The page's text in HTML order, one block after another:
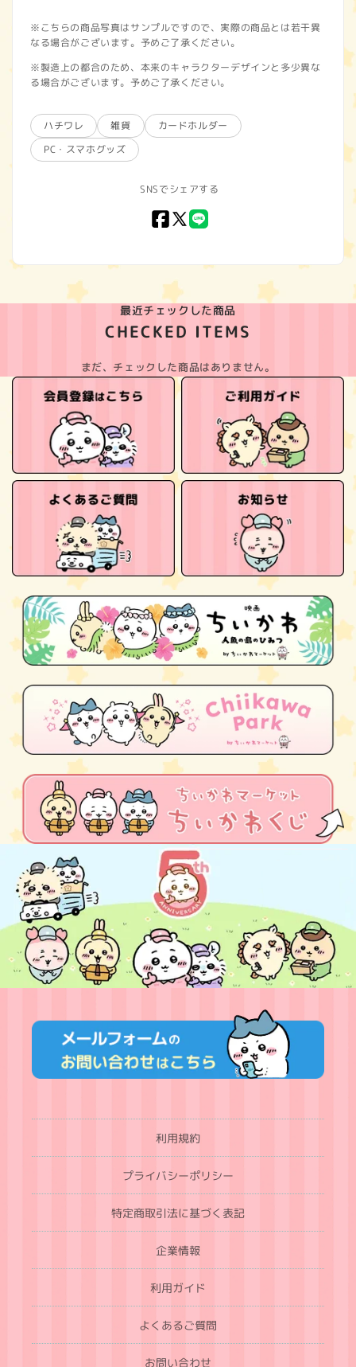
※こちらの商品写真はサンプルですので、実際の商品とは若干異
なる場合がございます。予めご了承ください。
※製造上の都合のため、本来のキャラクターデザインと多少異な
る場合がございます。予めご了承ください。
ハチワレ 雑貨
カードホルダー
PC・スマホグッズ
SNSでシェアする
Facebook
X
LINE
最近チェックした商品
CHECKED ITEMS
まだ、チェックした商品はありません。
利用規約
プライバシーポリシー
特定商取引法に基づく表記
企業情報
利用ガイド
よくあるご質問
お問い合わせ